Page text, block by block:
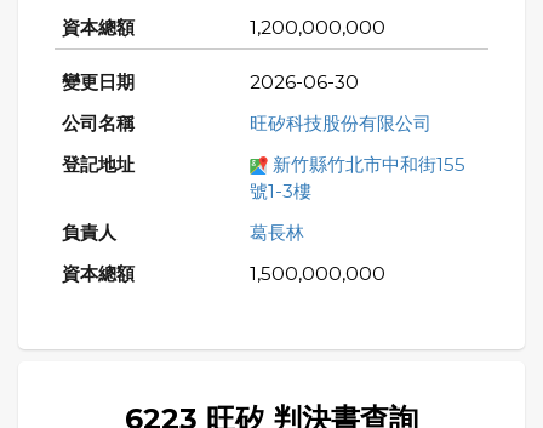
1,200,000,000
2026-06-30
旺矽科技股份有限公司
新竹縣竹北市中和街155
號1-3樓
葛長林
1,500,000,000
6223 旺矽 判決書查詢